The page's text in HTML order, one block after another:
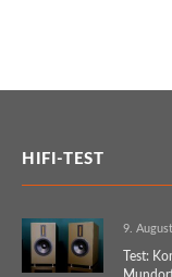
HIFI-TEST
9.
Test: